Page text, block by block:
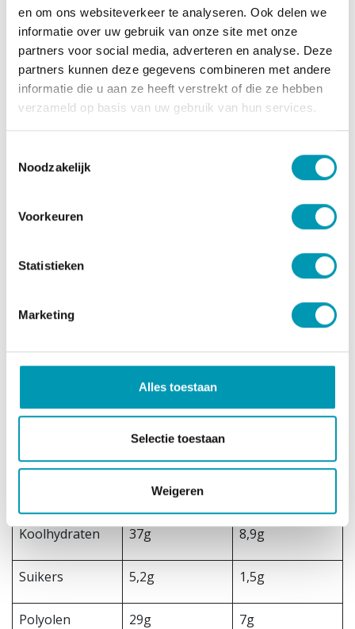
en om ons websiteverkeer te analyseren. Ook delen we
informatie over uw gebruik van onze site met onze
partners voor social media, adverteren en analyse. Deze
partners kunnen deze gegevens combineren met andere
informatie die u aan ze heeft verstrekt of die ze hebben
verzameld op basis van uw gebruik van hun services.
Noodzakelijk
Voorkeuren
Statistieken
Marketing
Alles toestaan
Selectie toestaan
Weigeren
Plaats van herkomst:
Afgewerkt product EU
Pure chocolade met zoetstof: EU
Sojavlokken: USA
Ingrediënten
Witte chocolade met zoetstof (zoetstof: maltitol
(geïsoleerdsoja
Allergenen
Dit product is glutenvrij.
e
Per portie
427kcal/1780kJ
21g
Verzadigde
12g 2,9g
Koolhydraten 37g 8,9g
Suikers 5,2g 1,5g
Polyolen 29g
7g